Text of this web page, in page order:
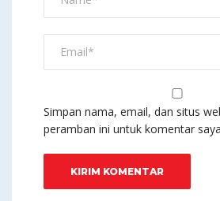
Simpan nama, email, dan situs
peramban ini untuk komentar